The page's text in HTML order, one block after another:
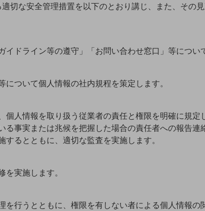
切な安全管理措置を以下のとおり講じ、また、その
ドライン等の遵守」「お問い合わせ窓口」等につい
ついて個人情報の社内規程を策定します。
人情報を取り扱う従業者の責任と権限を明確に規定
事実または兆候を把握した場合の責任者への報告連
るとともに、適切な監査を実施します。
実施します。
行うとともに、権限を有しない者による個人情報の